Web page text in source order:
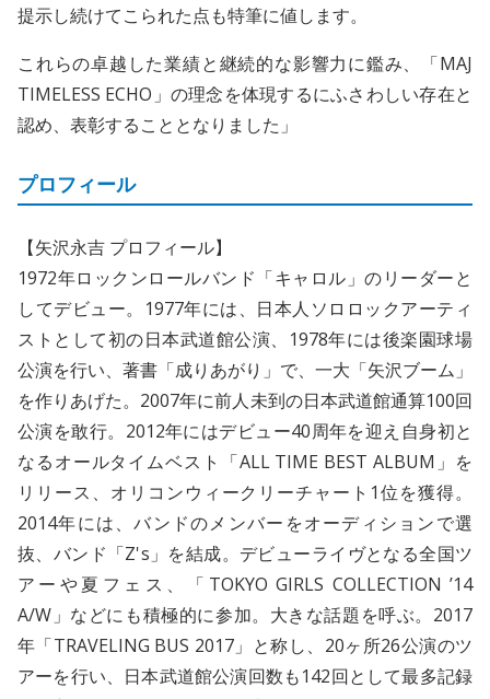
提示し続けてこられた点も特筆に値します。
これらの卓越した業績と継続的な影響力に鑑み、「MAJ
TIMELESS ECHO」の理念を体現するにふさわしい存在と
認め、表彰することとなりました」
プロフィール
【矢沢永吉 プロフィール】
1972年ロックンロールバンド「キャロル」のリーダーと
してデビュー。1977年には、日本人ソロロックアーティ
ストとして初の日本武道館公演、1978年には後楽園球場
公演を行い、著書「成りあがり」で、一大「矢沢ブーム」
を作りあげた。2007年に前人未到の日本武道館通算100回
公演を敢行。2012年にはデビュー40周年を迎え自身初と
なるオールタイムベスト「ALL TIME BEST ALBUM」を
リリース、オリコンウィークリーチャート1位を獲得。
2014年には、バンドのメンバーをオーディションで選
抜、バンド「Z's」を結成。デビューライヴとなる全国ツ
アーや夏フェス、「TOKYO GIRLS COLLECTION ’14
A/W」などにも積極的に参加。大きな話題を呼ぶ。2017
年「TRAVELING BUS 2017」と称し、20ヶ所26公演のツ
アーを行い、日本武道館公演回数も142回として最多記録